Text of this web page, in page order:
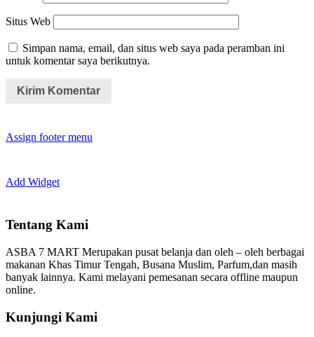
Situs Web
Simpan nama, email, dan situs web saya pada peramban ini
untuk komentar saya berikutnya.
Assign footer menu
Add Widget
Tentang Kami
ASBA 7 MART Merupakan pusat belanja dan oleh – oleh berbagai
makanan Khas Timur Tengah, Busana Muslim, Parfum,dan masih
banyak lainnya. Kami melayani pemesanan secara offline maupun
online.
Kunjungi Kami